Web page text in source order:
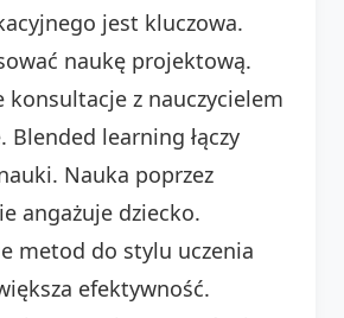
jest kluczowa.
naukę projektową.
konsultacje z nauczycielem
Blended learning łączy
Nauka poprzez
angażuje dziecko.
metod do stylu uczenia
efektywność.